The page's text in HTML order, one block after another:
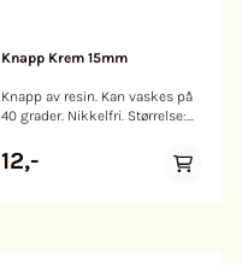
Knapp Krem 15mm
Knapp av resin. Kan vaskes på
40 grader. Nikkelfri. Størrelse:
12,-